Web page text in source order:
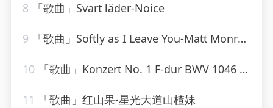
8 「歌曲」Svart läder-Noice
9 「歌曲」Softly as I Leave You-Matt Monro_20260805_113816
10 「歌曲」Konzert No. 1 F-dur BWV 1046 - Allegro-Karl Richter、The Munich Philharmonic Orchestra
11 「歌曲」红山果-星光大道山楂妹